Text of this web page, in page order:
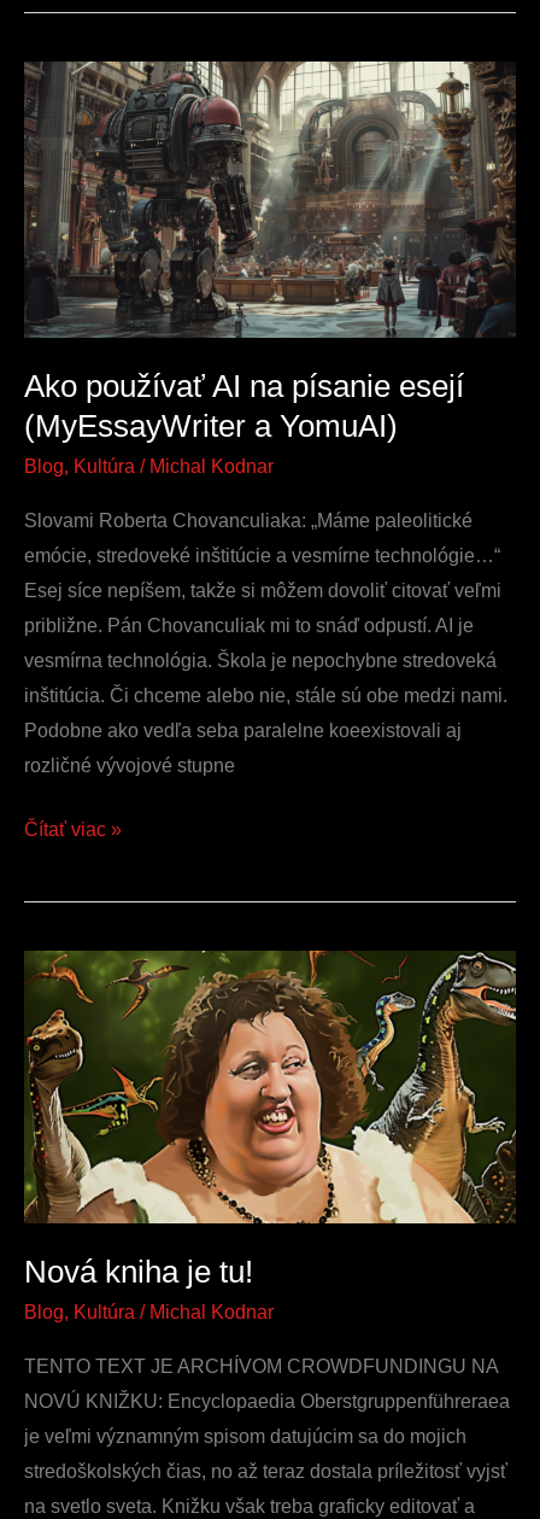
Ako používať AI na písanie esejí
(MyEssayWriter a YomuAI)
Blog, Kultúra / Michal Kodnar
Slovami Roberta Chovanculiaka: „Máme paleolitické
emócie, stredoveké inštitúcie a vesmírne technológie…“
Esej síce nepíšem, takže si môžem dovoliť citovať veľmi
približne. Pán Chovanculiak mi to snáď odpustí. AI je
vesmírna technológia. Škola je nepochybne stredoveká
inštitúcia. Či chceme alebo nie, stále sú obe medzi nami.
Podobne ako vedľa seba paralelne koeexistovali aj
rozličné vývojové stupne
Ako
používať
AI
na
písanie
esejí
(MyEssayWriter
a
Čítať viac »
Nová kniha je tu!
Blog, Kultúra / Michal Kodnar
TENTO TEXT JE ARCHÍVOM CROWDFUNDINGU NA
NOVÚ KNIŽKU: Encyclopaedia Oberstgruppenführeraea
je veľmi významným spisom datujúcim sa do mojich
stredoškolských čias, no až teraz dostala príležitosť vyjsť
na svetlo sveta. Knižku však treba graficky editovať a
Nová
je
tu!